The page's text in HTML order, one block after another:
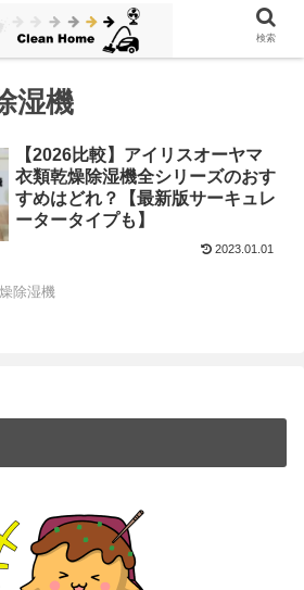
湿機
【2026比較】アイリスオーヤマ
衣類乾燥除湿機全シリーズのおす
すめはどれ？【最新版サーキュレ
ータータイプも】
2023.01.01
除湿機
検索